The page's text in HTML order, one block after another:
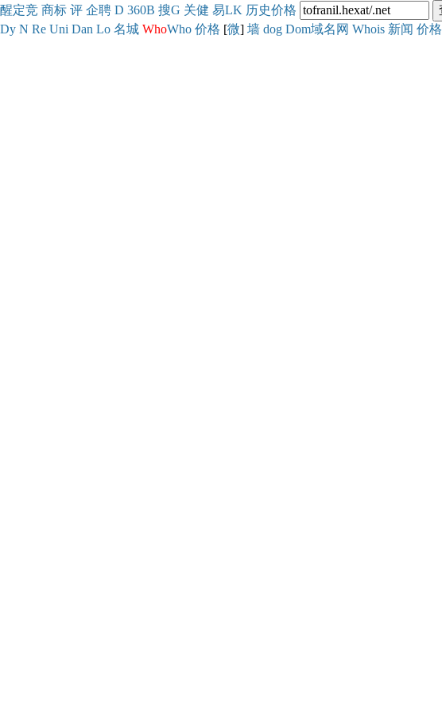
醒定竞 商标 评 企聘 D 360B 搜G 关健 易LK 历史价格
Dy N Re Uni Dan Lo 名城 WhoWho 价格 [微] 墙 dog Dom域名网 Whois 新闻 价格